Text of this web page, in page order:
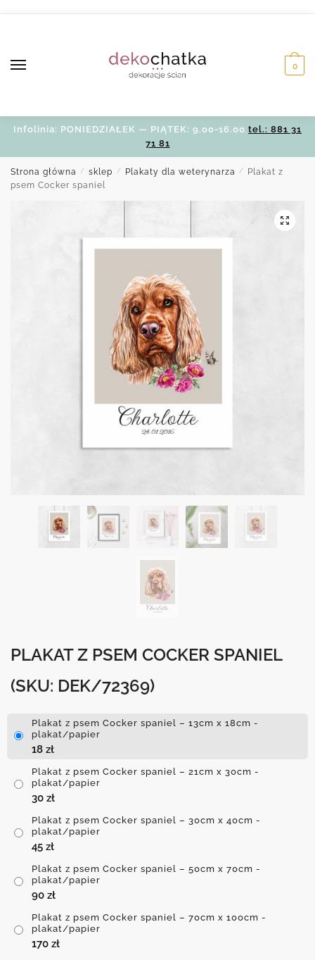
0
Infolinia: PONIEDZIAŁEK — PIĄTEK: 9.00-16.00 tel.: 881 31
71 81
Strona główna / sklep / Plakaty dla weterynarza /
Plakat z
psem Cocker spaniel
PLAKAT Z PSEM COCKER SPANIEL
(SKU: DEK/72369)
Plakat z psem Cocker spaniel – 13cm x 18cm -
plakat/papier
18 zł
Plakat z psem Cocker spaniel – 21cm x 30cm -
plakat/papier
30 zł
Plakat z psem Cocker spaniel – 30cm x 40cm -
plakat/papier
45 zł
Plakat z psem Cocker spaniel – 50cm x 70cm -
plakat/papier
90 zł
Plakat z psem Cocker spaniel – 70cm x 100cm -
plakat/papier
170 zł